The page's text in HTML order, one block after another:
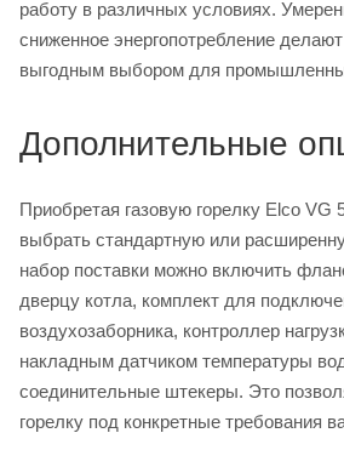
работу в различных условиях.
сниженное энергопотребление
выгодным выбором для
Дополнительные
Приобретая газовую горелку Elco
выбрать стандартную или
набор поставки можно включить
дверцу котла, комплект для
воздухозаборника, контроллер
накладным датчиком температуры
соединительные штекеры. Это
горелку под конкретные требования